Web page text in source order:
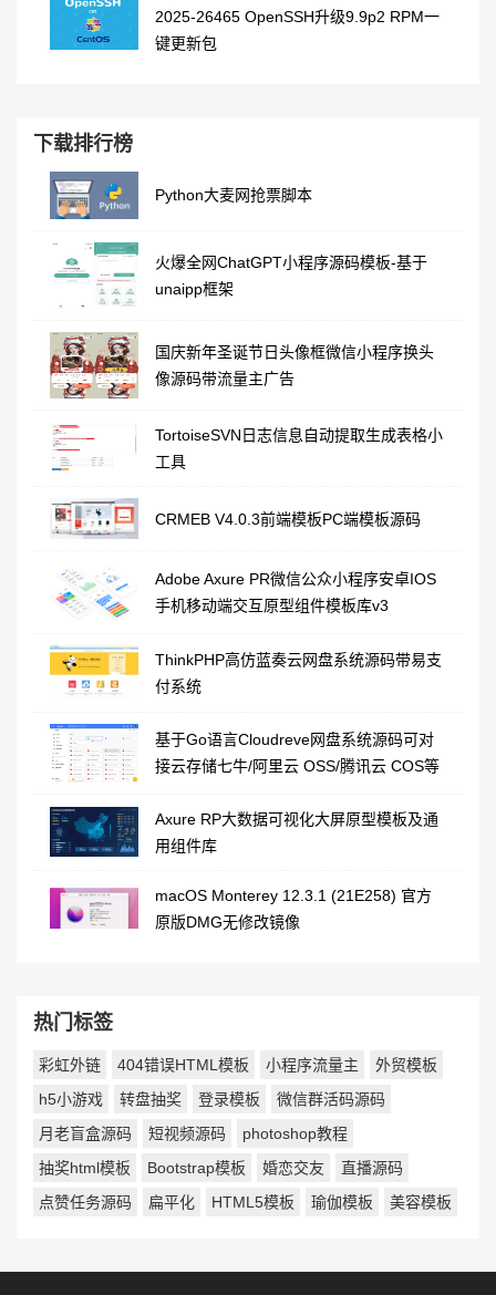
2025-26465 OpenSSH升级9.9p2 RPM一
键更新包
下载排行榜
Python大麦网抢票脚本
火爆全网ChatGPT小程序源码模板-基于
unaipp框架
国庆新年圣诞节日头像框微信小程序换头
像源码带流量主广告
TortoiseSVN日志信息自动提取生成表格小
工具
CRMEB V4.0.3前端模板PC端模板源码
Adobe Axure PR微信公众小程序安卓IOS
手机移动端交互原型组件模板库v3
ThinkPHP高仿蓝奏云网盘系统源码带易支
付系统
基于Go语言Cloudreve网盘系统源码可对
接云存储七牛/阿里云 OSS/腾讯云 COS等
Axure RP大数据可视化大屏原型模板及通
用组件库
macOS Monterey 12.3.1 (21E258) 官方
原版DMG无修改镜像
热门标签
彩虹外链 404错误HTML模板 小程序流量主
外贸模板
h5小游戏
转盘抽奖 登录模板
微信群活码源码
月老盲盒源码
短视频源码
photoshop教程
抽奖html模板
Bootstrap模板 婚恋交友
直播源码
点赞任务源码
扁平化 HTML5模板 瑜伽模板 美容模板